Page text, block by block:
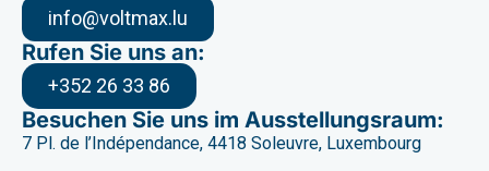
info@voltmax.lu
Rufen Sie uns an:
+352 26 33 86
Besuchen Sie uns im Ausstellungsraum:
7 Pl. de l’Indépendance, 4418 Soleuvre, Luxembourg